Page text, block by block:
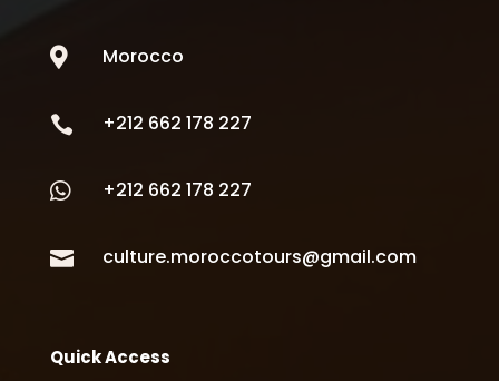
 Morocco
 +212 662 178 227
 +212 662 178 227
 culture.moroccotours@gmail.com
Quick Access